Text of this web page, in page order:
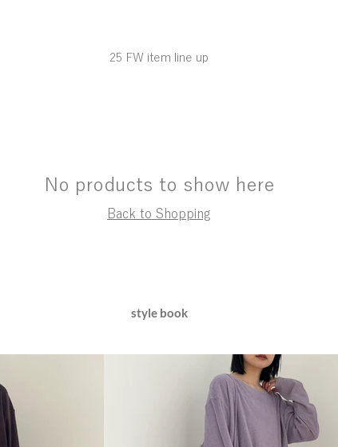
25 FW item line up
No products to show here
Back to Shopping
style book